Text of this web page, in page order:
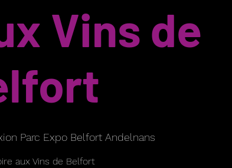
Vins de
Parc Expo Belfort Andelnans
aux Vins de Belfort